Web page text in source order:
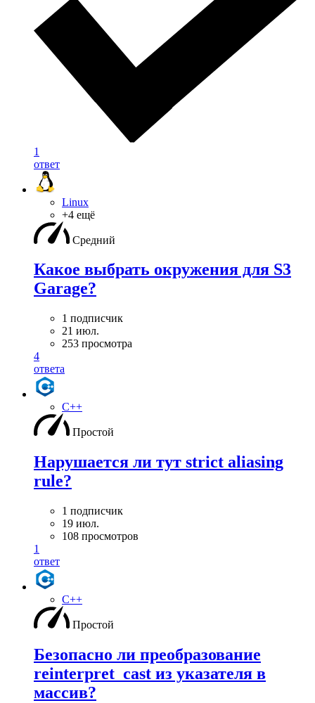
1
ответ
Linux
+4 ещё
Средний
Какое выбрать окружения для S3
Garage?
1 подписчик
21 июл.
253 просмотра
4
ответа
C++
Простой
Нарушается ли тут strict aliasing
rule?
1 подписчик
19 июл.
108 просмотров
1
ответ
C++
Простой
Безопасно ли преобразование
reinterpret_cast из указателя в
массив?